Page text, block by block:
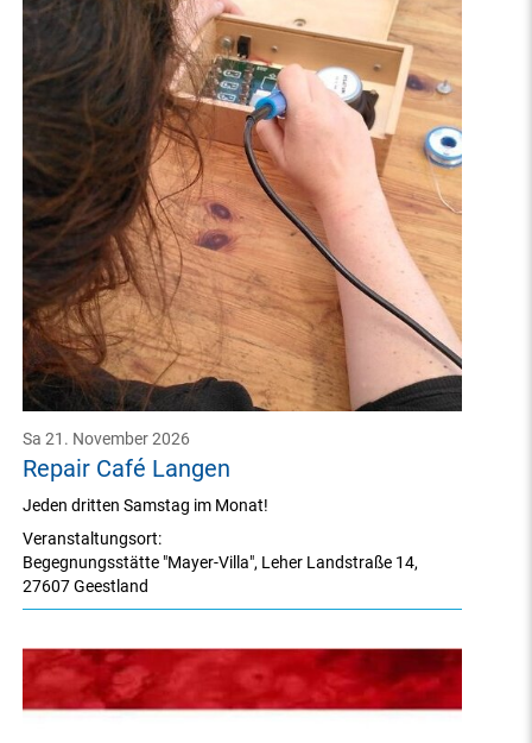
Repair Café Langen
Sa 21. November 2026
Veranstaltungsort:
Begegnungsstätte "Mayer-Villa", Leher Landstraße 14,
27607 Geestland
Jeden dritten Samstag im Monat!